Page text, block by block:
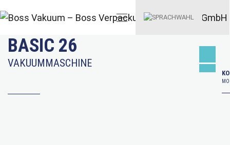
BASIC 26
VAKUUMMASCHINE